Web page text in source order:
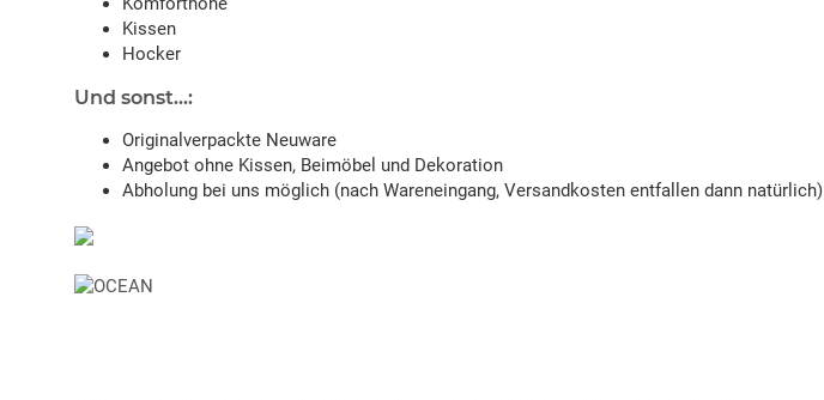
Kissen
Hocker
Und sonst...:
Originalverpackte Neuware
Angebot ohne Kissen, Beimöbel und Dekoration
Abholung bei uns möglich (nach Wareneingang, Versandkosten entfallen dann natürlich)